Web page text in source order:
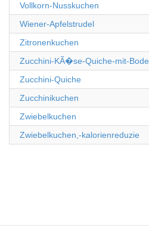
Vollkorn-Nusskuchen
Wiener-Apfelstrudel
Zitronenkuchen
Zucchini-KÃ�se-Quiche-mit-Bode
Zucchini-Quiche
Zucchinikuchen
Zwiebelkuchen
Zwiebelkuchen,-kalorienreduzie